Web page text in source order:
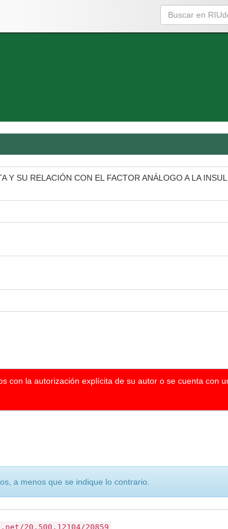
Y SU RELACIÓN CON EL FACTOR ANÁLOGO A LA
con la autorización explícita de su autor o se cuenta con
a menos que se indique lo contrario.
20.500.12104/20859